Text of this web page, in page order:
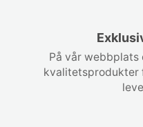
På vår
kvalitetsprodukter